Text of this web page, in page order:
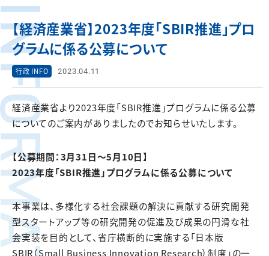
【経済産業省】2023年度「SBIR推進」プロ
グラムに係る公募について
行政 INFO 2023.04.11
経済産業省より2023年度「SBIR推進」プログラムに係る公募
についてのご案内がありましたのでお知らせいたします。
【公募期間：3月31日～5月10日】
2023年度「SBIR推進」プログラムに係る公募について
本事業は、多様化する社会課題の解決に貢献する研究開発
型スタートアップ等の研究開発の促進及び成果の円滑な社
会実装を目的として、省庁横断的に実施する「日本版
SBIR（Small Business Innovation Research）制度」の一